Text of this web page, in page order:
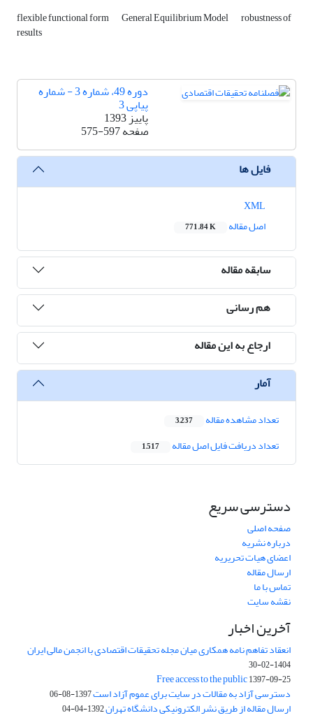
flexible functional form General Equilibrium Model robustness of
results
دوره 49، شماره 3 - شماره
پیاپی 3
پاییز 1393
صفحه575-597
فایل ها
اصل مقاله
771.84 K
سابقه مقاله
هم رسانی
ارجاع به این مقاله
آمار
تعداد مشاهده مقاله 3,237
تعداد دریافت فایل اصل مقاله 1,517
دسترسی سریع
صفحه اصلی
درباره نشریه
اعضای هیات تحریریه
ارسال مقاله
تماس با ما
نقشه سایت
آخرین اخبار
انعقاد تفاهم نامه همکاری میان مجله تحقیقات اقتصادی با انجمن مالی ایران
1404-02-30
Free access to the public1397-09-25
دسترسی آزاد به مقالات در سایت برای عموم آزاد است1397-08-06
ارسال مقاله از طریق نشر الکترونیکی دانشگاه تهران1392-04-04